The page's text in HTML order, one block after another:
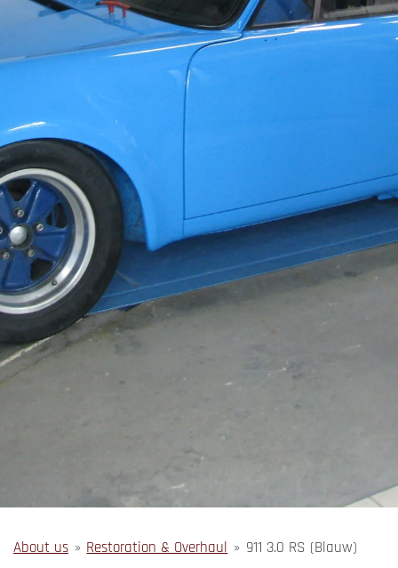
About us » Restoration & Overhaul » 911 3.0 RS (Blauw)